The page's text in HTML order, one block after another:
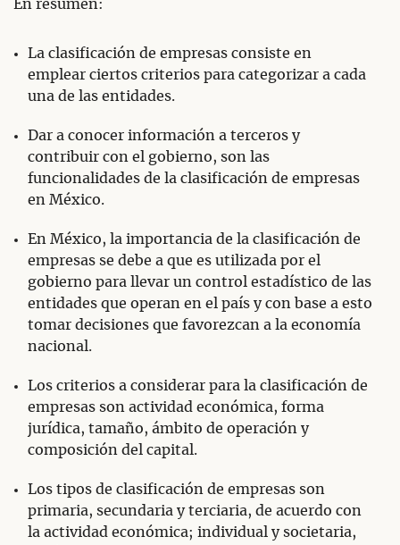
En resumen:
La clasificación de empresas consiste en
emplear ciertos criterios para categorizar a cada
una de las entidades.
Dar a conocer información a terceros y
contribuir con el gobierno, son las
funcionalidades de la clasificación de empresas
en México.
En México, la importancia de la clasificación de
empresas se debe a que es utilizada por el
gobierno para llevar un control estadístico de las
entidades que operan en el país y con base a esto
tomar decisiones que favorezcan a la economía
nacional.
Los criterios a considerar para la clasificación de
empresas son actividad económica, forma
jurídica, tamaño, ámbito de operación y
composición del capital.
Los tipos de clasificación de empresas son
primaria, secundaria y terciaria, de acuerdo con
la actividad económica; individual y societaria,